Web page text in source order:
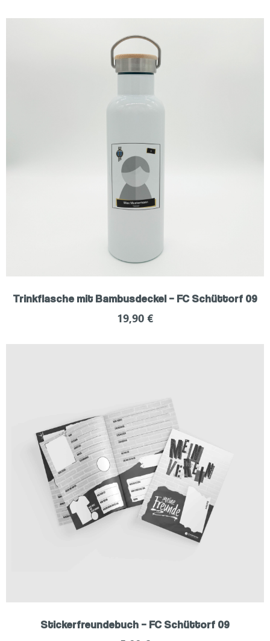
Trinkflasche mit Bambusdeckel – FC Schüttorf 09
19,90 €
Stickerfreundebuch – FC Schüttorf 09